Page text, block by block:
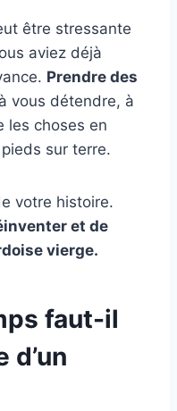
être stressante
aviez déjà
Prendre des
vous détendre, à
les choses en
sur terre.
votre histoire.
et de
vierge.
faut-il
d’un